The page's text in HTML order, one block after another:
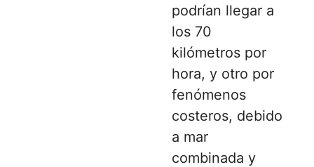
podrían llegar a
los 70
kilómetros por
hora, y otro por
fenómenos
costeros, debido
a mar
combinada y